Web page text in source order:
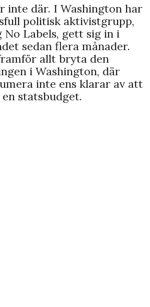
inte där. I Washington har
politisk aktivistgrupp,
No Labels, gett sig in i
sedan flera månader.
allt bryta den
i Washington, där
inte ens klarar av att
statsbudget.